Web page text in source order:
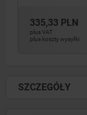
335,33 PLN
plus VAT
plus koszty wysyłki
SZCZEGÓŁY